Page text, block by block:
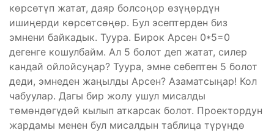
көрсөтүп жатат, даяр болсоңор өзүңөрдүн
ишиңерди көрсөтсөңөр. Бул эсептерден биз
эмнени байкадык. Туура. Бирок Арсен 0*5=0
дегенге кошулбайм. Ал 5 болот деп жатат, силер
кандай ойлойсуңар? Туура, эмне себептен 5 болот
деди, эмнеден жаңылды Арсен? Азаматсыңар! Кол
чабуулар. Дагы бир жолу ушул мисалды
төмөндөгүдөй кылып аткарсак болот. Проектордун
жардамы менен бул мисалдын таблица түрүндө